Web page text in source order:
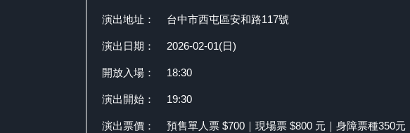
演出地址： 台中市西屯區安和路117號
演出日期： 2026-02-01(日)
開放入場： 18:30
演出開始： 19:30
演出票價： 預售單人票 $700｜現場票 $800 元｜身障票種350元